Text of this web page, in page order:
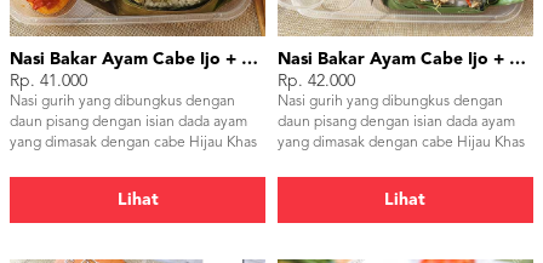
Nasi Bakar Ayam Cabe Ijo + Telor Balado
Rp. 41.000
Nasi gurih yang dibungkus dengan
daun pisang dengan isian dada ayam
yang dimasak dengan cabe Hijau Khas
Lihat
Nasi Bakar Ayam Cabe Ijo + Tahu Tempe
Rp. 42.000
Nasi gurih yang dibungkus dengan
daun pisang dengan isian dada ayam
yang dimasak dengan cabe Hijau Khas
Lihat